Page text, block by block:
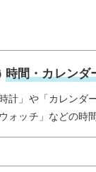
時間・カレンダ
時計」や「カレン
ォッチ」などの時